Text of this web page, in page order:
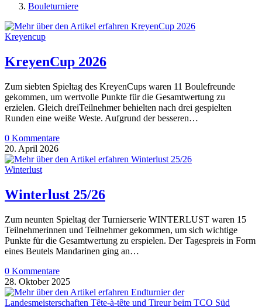
Bouleturniere
Kreyencup
KreyenCup 2026
Zum siebten Spieltag des KreyenCups waren 11 Boulefreunde
gekommen, um wertvolle Punkte für die Gesamtwertung zu
erzielen. Gleich dreiTeilnehmer behielten nach drei gespielten
Runden eine weiße Weste. Aufgrund der besseren…
0 Kommentare
20. April 2026
Winterlust
Winterlust 25/26
Zum neunten Spieltag der Turnierserie WINTERLUST waren 15
Teilnehmerinnen und Teilnehmer gekommen, um sich wichtige
Punkte für die Gesamtwertung zu erspielen. Der Tagespreis in Form
eines Beutels Mandarinen ging an…
0 Kommentare
28. Oktober 2025